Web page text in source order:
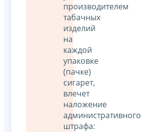
производителем
табачных
изделий
на
каждой
упаковке
(пачке)
сигарет,
влечет
наложение
административного
штрафа: